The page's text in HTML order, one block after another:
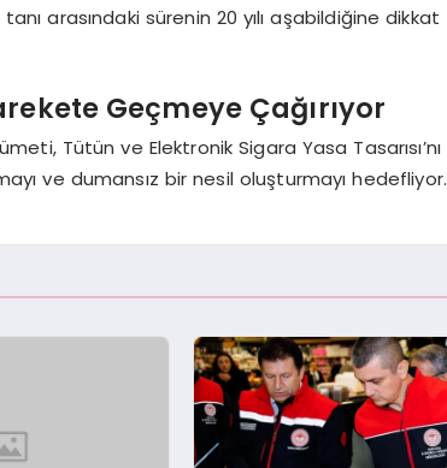
arasındaki sürenin 20 yılı aşabildiğine dikkat
Geçmeye Çağırıyor
Tütün ve Elektronik Sigara Yasa Tasarısı’nı
ve dumansız bir nesil oluşturmayı hedefliyor.